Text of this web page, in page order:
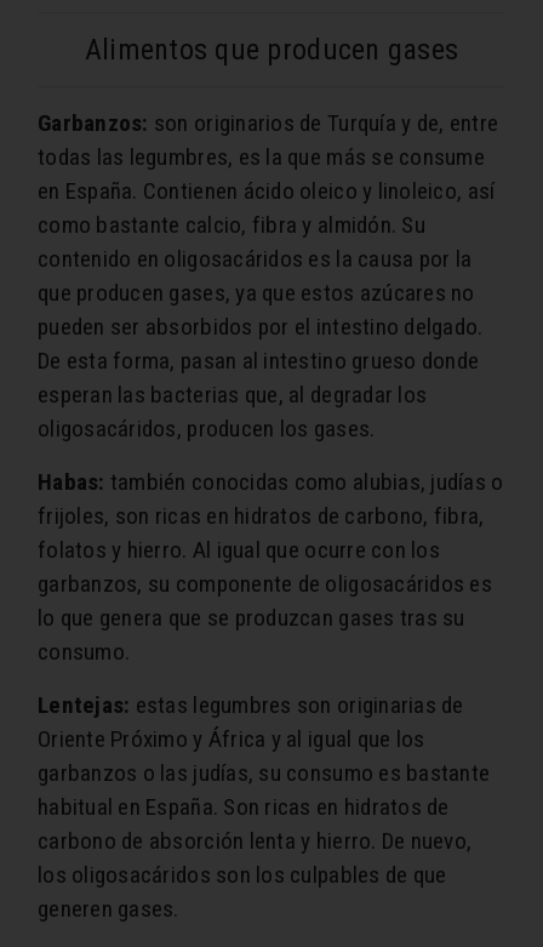
Alimentos que producen gases
Garbanzos: son originarios de Turquía y de, entre
todas las legumbres, es la que más se consume
en España. Contienen ácido oleico y linoleico, así
como bastante calcio, fibra y almidón. Su
contenido en oligosacáridos es la causa por la
que producen gases, ya que estos azúcares no
pueden ser absorbidos por el intestino delgado.
De esta forma, pasan al intestino grueso donde
esperan las bacterias que, al degradar los
oligosacáridos, producen los gases.
Habas: también conocidas como alubias, judías o
frijoles, son ricas en hidratos de carbono, fibra,
folatos y hierro. Al igual que ocurre con los
garbanzos, su componente de oligosacáridos es
lo que genera que se produzcan gases tras su
consumo.
Lentejas: estas legumbres son originarias de
Oriente Próximo y África y al igual que los
garbanzos o las judías, su consumo es bastante
habitual en España. Son ricas en hidratos de
carbono de absorción lenta y hierro. De nuevo,
los oligosacáridos son los culpables de que
generen gases.